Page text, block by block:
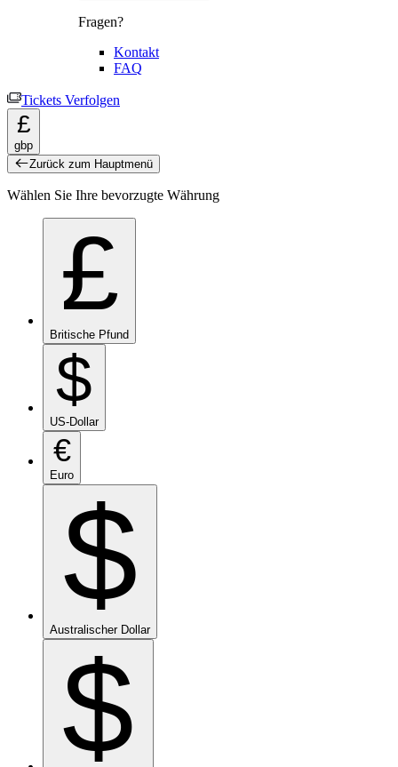
Fragen?
Kontakt
FAQ
Tickets Verfolgen
£
gbp
Zurück zum Hauptmenü
Wählen Sie Ihre bevorzugte Währung
£
Britische Pfund
$
US-Dollar
€
Euro
$
Australischer Dollar
$